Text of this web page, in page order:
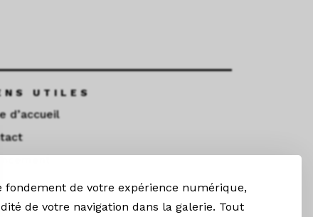
fondement de votre expérience numérique,
de votre navigation dans la galerie. Tout
UTILES
d’accueil
CONNECTÉS